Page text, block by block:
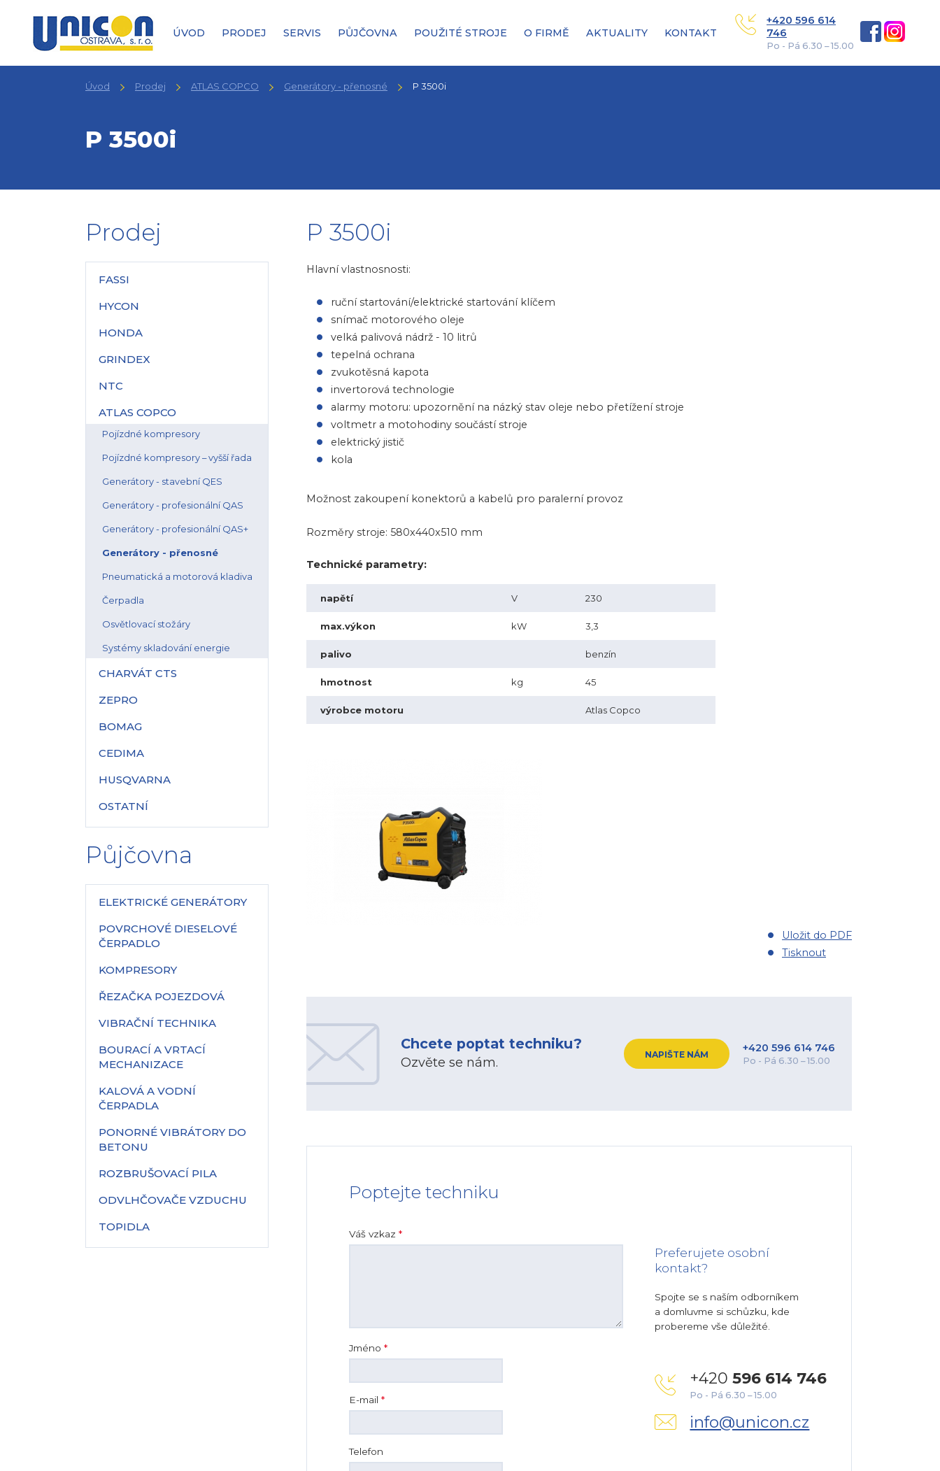
ÚVOD PRODEJ SERVIS PŮJČOVNA POUŽITÉ STROJE O FIRMĚ AKTUALITY KONTAKT
+420 596 614
746
Po - Pá 6.30 – 15.00
Úvod Prodej ATLAS COPCO Generátory - přenosné P 3500i
P 3500i
Prodej
FASSI
HYCON
HONDA
GRINDEX
NTC
ATLAS COPCO
Pojízdné kompresory
Pojízdné kompresory – vyšší řada
Generátory - stavební QES
Generátory - profesionální QAS
Generátory - profesionální QAS+
Generátory - přenosné
Pneumatická a motorová kladiva
Čerpadla
Osvětlovací stožáry
Systémy skladování energie
CHARVÁT CTS
ZEPRO
BOMAG
CEDIMA
HUSQVARNA
OSTATNÍ
Půjčovna
ELEKTRICKÉ GENERÁTORY
POVRCHOVÉ DIESELOVÉ
ČERPADLO
KOMPRESORY
ŘEZAČKA POJEZDOVÁ
VIBRAČNÍ TECHNIKA
BOURACÍ A VRTACÍ
MECHANIZACE
KALOVÁ A VODNÍ
ČERPADLA
PONORNÉ VIBRÁTORY DO
BETONU
ROZBRUŠOVACÍ PILA
ODVLHČOVAČE VZDUCHU
TOPIDLA
P 3500i
Hlavní vlastnosnosti:
ruční startování/elektrické startování klíčem
snímač motorového oleje
velká palivová nádrž - 10 litrů
tepelná ochrana
zvukotěsná kapota
invertorová technologie
alarmy motoru: upozornění na názký stav oleje nebo přetížení stroje
voltmetr a motohodiny součástí stroje
elektrický jistič
kola
Možnost zakoupení konektorů a kabelů pro paralerní provoz
Rozměry stroje: 580x440x510 mm
Technické parametry:
napětí V 230
max.výkon kW 3,3
palivo benzín
hmotnost kg 45
výrobce motoru Atlas Copco
Uložit do PDF
Tisknout
Chcete poptat techniku?
Ozvěte se nám.
NAPIŠTE NÁM
+420 596 614 746
Po - Pá 6.30 – 15.00
Poptejte techniku
Váš vzkaz *
Jméno *
E-mail *
Telefon
Preferujete osobní
kontakt?
Spojte se s naším odborníkem
a domluvme si schůzku, kde
probereme vše důležité.
+420596 614 746
Po - Pá 6.30 – 15.00
info@unicon.cz